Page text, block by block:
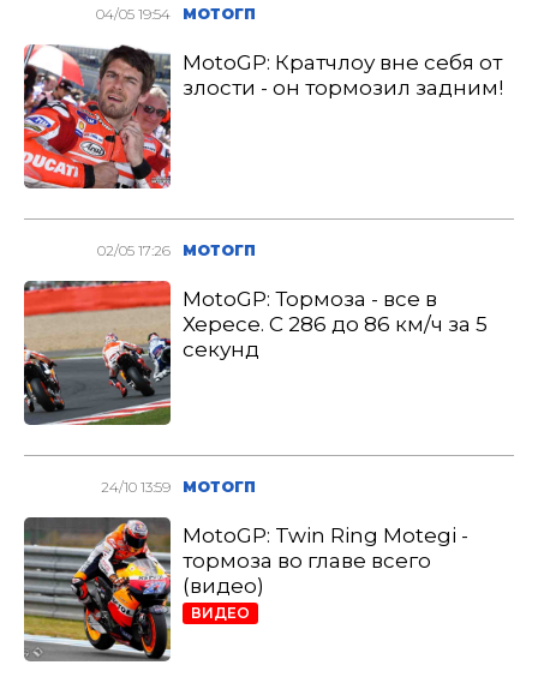
04/05 19:54 МОТОГП
MotoGP: Кратчлоу вне себя от
злости - он тормозил задним!
02/05 17:26 МОТОГП
MotoGP: Тормоза - все в
Хересе. С 286 до 86 км/ч за 5
секунд
24/10 13:59 МОТОГП
MotoGP: Twin Ring Motegi -
тормоза во главе всего
(видео)
ВИДЕО